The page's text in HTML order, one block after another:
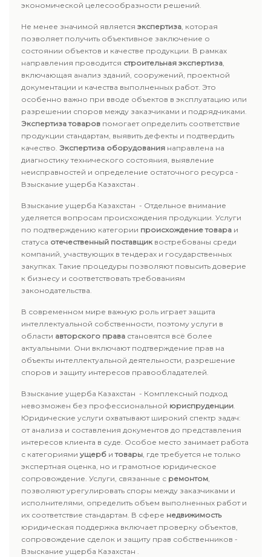
экономической целесообразности решений.
Не менее значимой является экспертиза, которая
позволяет получить объективное заключение о
состоянии объектов и качестве продукции. В рамках
направления проводится строительная экспертиза,
включающая анализ зданий, сооружений, проектной
документации и качества выполненных работ. Это
особенно важно при вводе объектов в эксплуатацию или
разрешении споров между заказчиками и подрядчиками.
Экспертиза товаров помогает определить соответствие
продукции стандартам, выявить дефекты и подтвердить
качество. Экспертиза оборудования направлена на
диагностику технического состояния, выявление
неисправностей и определение остаточного ресурса -
Взыскание ущерба Казахстан .
Взыскание ущерба Казахстан - Отдельное внимание
уделяется вопросам происхождения продукции. Услуги
по подтверждению категории происхождение товара и
статуса отечественный поставщик востребованы среди
компаний, участвующих в тендерах и государственных
закупках. Такие процедуры позволяют повысить доверие
к бизнесу и соответствовать требованиям
законодательства.
В современном мире важную роль играет защита
интеллектуальной собственности, поэтому услуги в
области авторского права становятся всё более
актуальными. Они включают подтверждение прав на
объекты интеллектуальной деятельности, разрешение
споров и защиту интересов правообладателей.
Взыскание ущерба Казахстан - Комплексный подход
невозможен без профессиональной юриспруденции.
Юридические услуги охватывают широкий спектр задач:
от анализа и составления документов до представления
интересов клиента в суде. Особое место занимает работа
с категориями ущерб итовары, где требуется не только
экспертная оценка, но и грамотное юридическое
сопровождение. Услуги, связанные с ремонтом,
позволяют урегулировать споры между заказчиками и
исполнителями, определить объем выполненных работ и
их соответствие стандартам. В сфере недвижимость
юридическая поддержка включает проверку объектов,
сопровождение сделок и защиту прав собственников -
Взыскание ущерба Казахстан .